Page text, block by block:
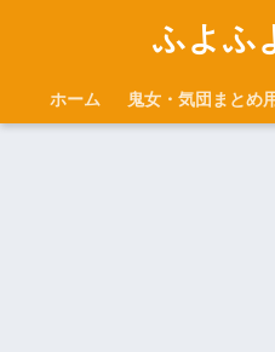
ふよふ
ホーム 鬼女・気団まとめ